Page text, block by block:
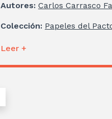
Autores: Carlos Carrasco
Colección: Papeles del
Leer +